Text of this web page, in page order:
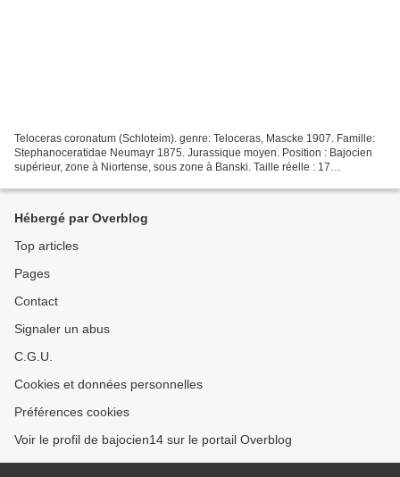
Teloceras coronatum (Schloteim). genre: Teloceras, Mascke 1907. Famille:
Stephanoceratidae Neumayr 1875. Jurassique moyen. Position : Bajocien
supérieur, zone à Niortense, sous zone à Banski. Taille réelle : 17
Hébergé par Overblog
Top articles
Pages
Contact
Signaler un abus
C.G.U.
Cookies et données personnelles
Préférences cookies
Voir le profil de bajocien14 sur le portail Overblog